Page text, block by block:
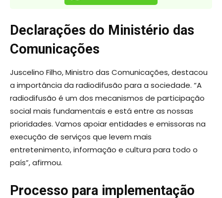
Declarações do Ministério das
Comunicações
Juscelino Filho, Ministro das Comunicações, destacou
a importância da radiodifusão para a sociedade. “A
radiodifusão é um dos mecanismos de participação
social mais fundamentais e está entre as nossas
prioridades. Vamos apoiar entidades e emissoras na
execução de serviços que levem mais
entretenimento, informação e cultura para todo o
país”, afirmou.
Processo para implementação